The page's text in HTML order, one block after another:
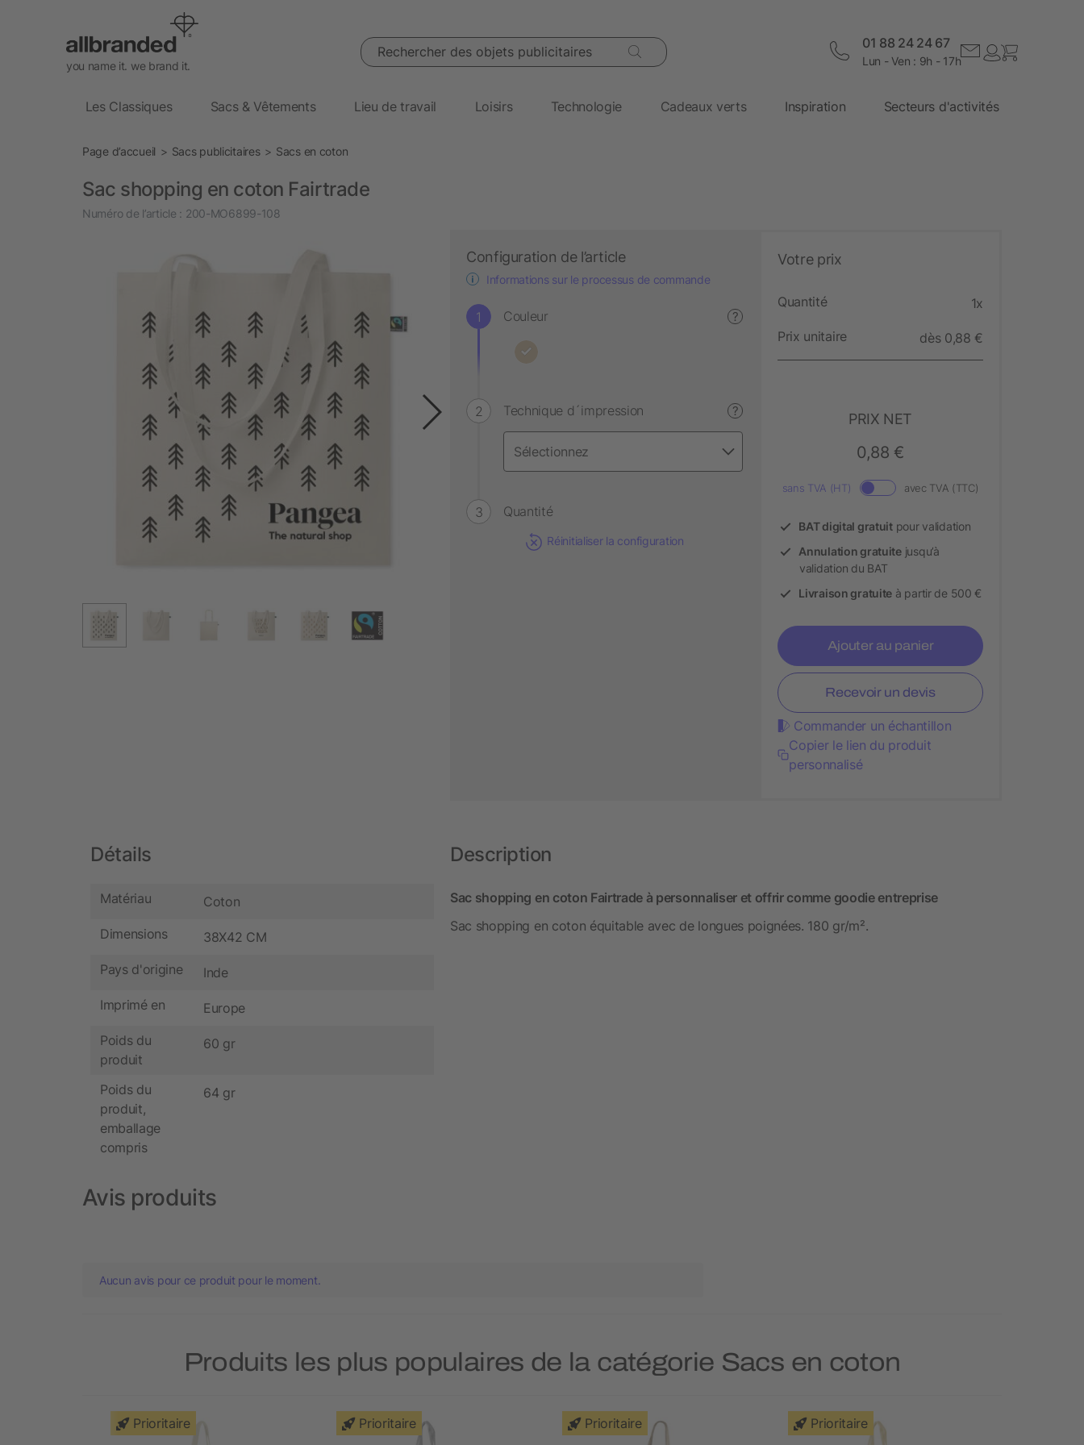
you name it. we brand it.
Rechercher des objets publicitaires 01 88 24 24 67
Lun - Ven : 9h - 17h
Les Classiques Sacs & Vêtements Lieu de travail Loisirs Technologie Cadeaux verts Inspiration Secteurs d'activités
Page d’accueil Sacs publicitaires Sacs en coton
Sac shopping en coton Fairtrade
Numéro de l’article : 200-MO6899-108
Configuration de l’article
Informations sur le processus de commande
Couleur ?
Technique d´impression ?
Quantité
Réinitialiser la configuration
Votre prix
Quantité 1x
Prix unitaire dès 0,88 €
PRIX NET
0,88 €
sans TVA (HT) avec TVA (TTC)
BAT digital gratuitpour validation
Annulation gratuitejusqu’à
validation du BAT
Livraison gratuite à partir de 500 €
Ajouter au panier
Recevoir un devis
Commander un échantillon
Copier le lien du produit
personnalisé
Détails
Matériau Coton
Dimensions 38X42 CM
Pays d'origine Inde
Imprimé en Europe
Poids du
produit
60 gr
Poids du
produit,
emballage
compris
64 gr
Description
Sac shopping en coton Fairtrade à personnaliser et offrir comme goodie entreprise
Sac shopping en coton équitable avec de longues poignées. 180 gr/m².
Avis produits
Aucun avis pour ce produit pour le moment.
Produits les plus populaires de la catégorie Sacs en coton
Prioritaire Prioritaire Prioritaire Prioritaire